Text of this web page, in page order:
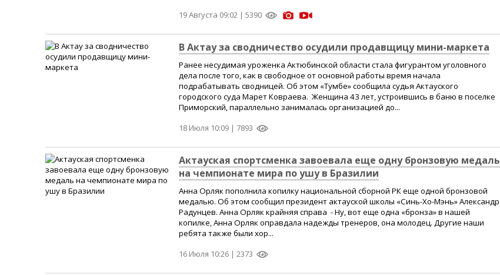
19 Августа 09:02 | 5390
В Актау за сводничество осудили продавщицу мини-маркета
Ранее несудимая уроженка Актюбинской области стала фигурантом уголовного
дела после того, как в свободное от основной работы время начала
подрабатывать сводницей. Об этом «Тумбе» сообщила судья Актауского
городского суда Марет Ковраева. Женщина 43 лет, устроившись в баню в поселке
Приморский, параллельно занималась организацией до...
18 Июля 10:09 | 7893
Актауская спортсменка завоевала еще одну бронзовую медаль
на чемпионате мира по ушу в Бразилии
Анна Орляк пополнила копилку национальной сборной РК еще одной бронзовой
медалью. Об этом сообщил президент актауской школы «Синь-Хо-Мэнь» Александр
Радунцев. Анна Орляк крайняя справа - Ну, вот еще одна «бронза» в нашей
копилке, Анна Орляк оправдала надежды тренеров, она молодец. Другие наши
ребята также были хор...
16 Июля 10:26 | 2373